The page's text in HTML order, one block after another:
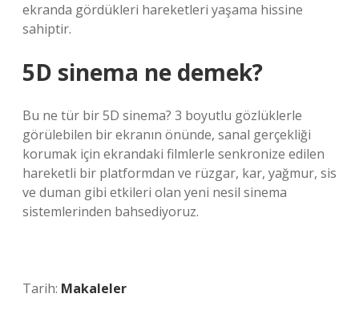
ekranda gördükleri hareketleri yaşama hissine
sahiptir.
5D sinema ne demek?
Bu ne tür bir 5D sinema? 3 boyutlu gözlüklerle
görülebilen bir ekranın önünde, sanal gerçekliği
korumak için ekrandaki filmlerle senkronize edilen
hareketli bir platformdan ve rüzgar, kar, yağmur, sis
ve duman gibi etkileri olan yeni nesil sinema
sistemlerinden bahsediyoruz.
Tarih: Makaleler